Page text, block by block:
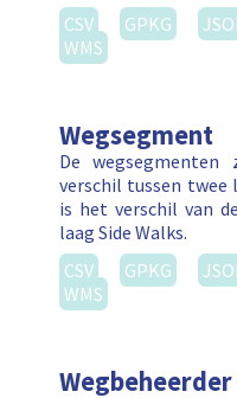
CSV
GPKG
WMS
Wegsegment
De
verschil tussen twee
is het verschil van
laag Side Walks.
CSV
GPKG
WMS
Wegbeheerder